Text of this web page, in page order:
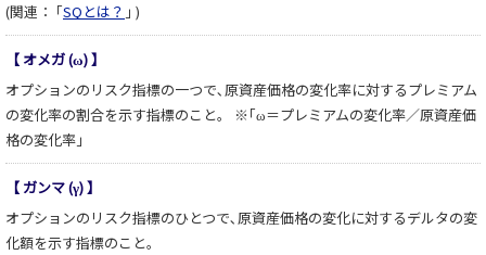
(関連： ｢SQとは？ ｣ )
【 オメガ (ω) 】
オプションのリスク指標の一つで､原資産価格の変化率に対するプレミアム
の変化率の割合を示す指標のこと。 ※｢ω＝プレミアムの変化率／原資産価
格の変化率」
【 ガンマ (γ) 】
オプションのリスク指標のひとつで､原資産価格の変化に対するデルタの変
化額を示す指標のこと。